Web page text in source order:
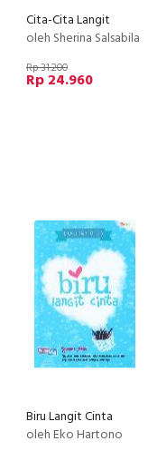
Cita-Cita Langit
oleh Sherina Salsabila
Rp 31.200
Rp 24.960
Biru Langit Cinta
oleh Eko Hartono